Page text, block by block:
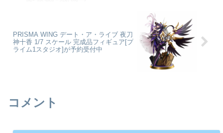
PRISMA WING デート・ア・ライブ 夜刀
神十香 1/7 スケール 完成品フィギュア[プ
ライム1スタジオ]が予約受付中
コメント